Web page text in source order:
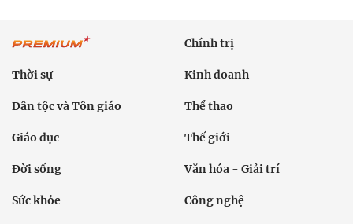
Chính trị
Thời sự Kinh doanh
Dân tộc và Tôn giáo Thể thao
Giáo dục Thế giới
Đời sống Văn hóa - Giải trí
Sức khỏe Công nghệ